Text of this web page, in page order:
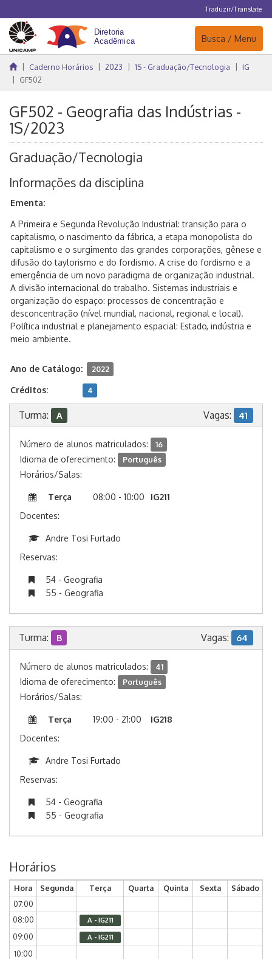
Traduzir/Translate
Navegação
Busca / Menu
Caderno Horários 2023 1S - Graduação/Tecnologia
IG
GF502
GF502 - Geografia das Indústrias -
1S/2023
Graduação/Tecnologia
Informações da disciplina
Ementa:
A Primeira e Segunda Revolução Industrial: transição para o
capitalismo, o nascimento da fábrica, a etapa monopolista do
capitalismo e o surgimento das grandes corporações, gênese e
difusão do taylorismo e do fordismo. A crise do fordismo e a
emergência de um novo paradigma de organização industrial.
A divisão internacional do trabalho. Sistemas industriais e
organização do espaço: processos de concentração e
desconcentração (nível mundial, nacional, regional e local).
Política industrial e planejamento espacial: Estado, indústria e
meio ambiente.
Ano de Catálogo: 2022
Créditos: 4
Turma: A Vagas: 41
Número de alunos matriculados: 16
Idioma de oferecimento: Português
Horários/Salas:
Terça 08:00 - 10:00
IG211
Docentes:
Andre Tosi Furtado
Reservas:
54 - Geografia
55 - Geografia
Turma: B Vagas: 64
Número de alunos matriculados: 41
Idioma de oferecimento: Português
Horários/Salas:
Terça 19:00 - 21:00
IG218
Docentes:
Andre Tosi Furtado
Reservas:
54 - Geografia
55 - Geografia
Horários
Hora Segunda Terça Quarta Quinta Sexta
Sábado
07:00
08:00
A - IG211
09:00 A - IG211
10:00